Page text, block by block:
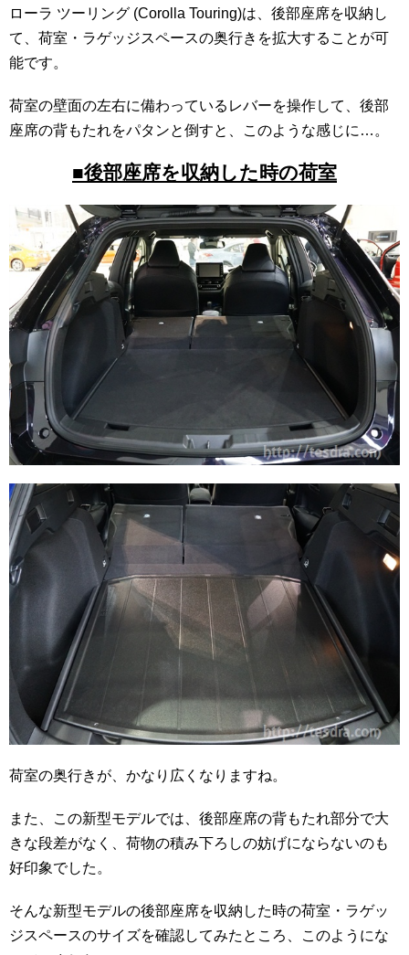
ローラ ツーリング (Corolla Touring)は、後部座席を収納し
て、荷室・ラゲッジスペースの奥行きを拡大することが可
能です。
荷室の壁面の左右に備わっているレバーを操作して、後部
座席の背もたれをパタンと倒すと、このような感じに…。
■後部座席を収納した時の荷室
荷室の奥行きが、かなり広くなりますね。
また、この新型モデルでは、後部座席の背もたれ部分で大
きな段差がなく、荷物の積み下ろしの妨げにならないのも
好印象でした。
そんな新型モデルの後部座席を収納した時の荷室・ラゲッ
ジスペースのサイズを確認してみたところ、このようにな